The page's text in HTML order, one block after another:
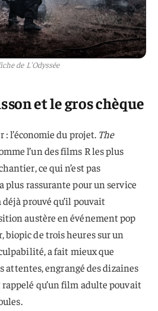
de L'Odyssée
et le gros chèque
l’économie du projet. The
l’un des films R les plus
ce qui n’est pas
plus rassurante pour un service
prouvé qu’il pouvait
austère en événement pop
de trois heures sur un
a fait mieux que
attentes, engrangé des dizaines
qu’un film adulte pouvait